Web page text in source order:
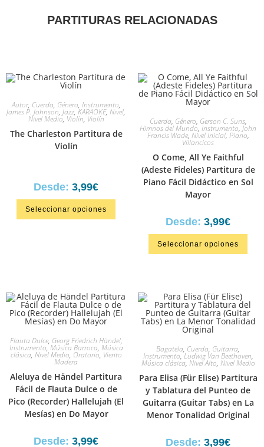
PARTITURAS RELACIONADAS
Autor, Cuerda, Género, Instrumento,
James P. Johnson, Jazz, KARAOKE, Nivel,
Nivel Medio, Violín, Violín
The Charleston Partitura de
Violín
Desde: 3,99€
Seleccionar opciones
Cuerda, Género, Gerson C. Suns,
Himnos del Mundo, Instrumento, John
Francis Wade, Nivel Inicial, Piano,
Villancicos
O Come, All Ye Faithful
(Adeste Fideles) Partitura de
Piano Fácil Didáctico en Sol
Mayor
Desde: 3,99€
Seleccionar opciones
Flauta Dulce, Georg Friedrich Händel,
Instrumento,Música Barroca, Música
clásica, Nivel Medio, Oratorio, Viento
Madera
Aleluya de Händel Partitura
Fácil de Flauta Dulce o de
Pico (Recorder) Hallelujah (El
Mesías) en Do Mayor
Desde: 3,99€
Bagatela, Cuerda, Guitarra,
Instrumento,Ludwig Van Beethoven,
Música clásica, Nivel Alto, Nivel Medio
Para Elisa (Für Elise) Partitura
y Tablatura del Punteo de
Guitarra (Guitar Tabs) en La
Menor Tonalidad Original
Desde: 3,99€